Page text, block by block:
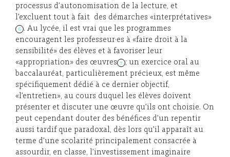
processus d’autonomisation de la lecture, et
l’excluent tout à fait des démarches «interprétatives»
6
. Au lycée, il est vrai que les programmes
encouragent les professeur·es à «faire droit à la
sensibilité» des élèves et à favoriser leur
«appropriation» des œuvres
7
; un exercice oral au
baccalauréat, particulièrement précieux, est même
spécifiquement dédié à ce dernier objectif,
«l’entretien», au cours duquel les élèves doivent
présenter et discuter une œuvre qu’ils ont choisie. On
peut cependant douter des bénéfices d’un repentir
aussi tardif que paradoxal, dès lors qu’il apparaît au
terme d’une scolarité principalement consacrée à
assourdir, en classe, l’investissement imaginaire